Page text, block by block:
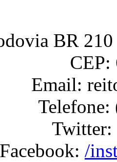
BR
CEP:
Email:
Twitter:
Facebook: /